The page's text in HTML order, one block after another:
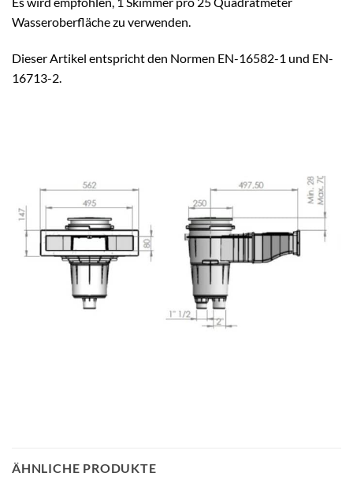
Wasseroberfläche zu verwenden.
Dieser Artikel entspricht den Normen EN-16582-1 und EN-
16713-2.
ÄHNLICHE PRODUKTE